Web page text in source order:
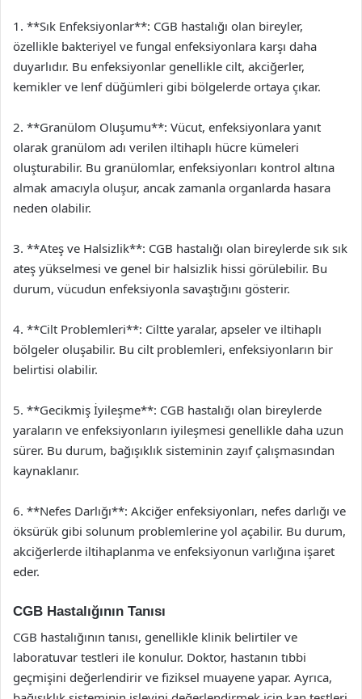
1. **Sık Enfeksiyonlar**: CGB hastalığı olan bireyler,
özellikle bakteriyel ve fungal enfeksiyonlara karşı daha
duyarlıdır. Bu enfeksiyonlar genellikle cilt, akciğerler,
kemikler ve lenf düğümleri gibi bölgelerde ortaya çıkar.
2. **Granülom Oluşumu**: Vücut, enfeksiyonlara yanıt
olarak granülom adı verilen iltihaplı hücre kümeleri
oluşturabilir. Bu granülomlar, enfeksiyonları kontrol altına
almak amacıyla oluşur, ancak zamanla organlarda hasara
neden olabilir.
3. **Ateş ve Halsizlik**: CGB hastalığı olan bireylerde sık sık
ateş yükselmesi ve genel bir halsizlik hissi görülebilir. Bu
durum, vücudun enfeksiyonla savaştığını gösterir.
4. **Cilt Problemleri**: Ciltte yaralar, apseler ve iltihaplı
bölgeler oluşabilir. Bu cilt problemleri, enfeksiyonların bir
belirtisi olabilir.
5. **Gecikmiş İyileşme**: CGB hastalığı olan bireylerde
yaraların ve enfeksiyonların iyileşmesi genellikle daha uzun
sürer. Bu durum, bağışıklık sisteminin zayıf çalışmasından
kaynaklanır.
6. **Nefes Darlığı**: Akciğer enfeksiyonları, nefes darlığı ve
öksürük gibi solunum problemlerine yol açabilir. Bu durum,
akciğerlerde iltihaplanma ve enfeksiyonun varlığına işaret
eder.
CGB Hastalığının Tanısı
CGB hastalığının tanısı, genellikle klinik belirtiler ve
laboratuvar testleri ile konulur. Doktor, hastanın tıbbi
geçmişini değerlendirir ve fiziksel muayene yapar. Ayrıca,